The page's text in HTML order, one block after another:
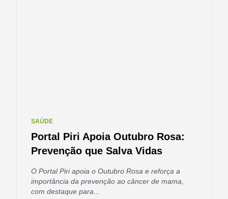
SAÚDE
Portal Piri Apoia Outubro Rosa:
Prevenção que Salva Vidas
O Portal Piri apoia o Outubro Rosa e reforça a
importância da prevenção ao câncer de mama,
com destaque para...